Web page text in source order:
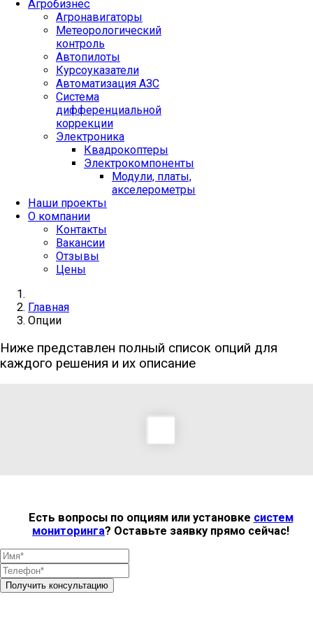
Агробизнес
Агронавигаторы
Метеорологический
контроль
Автопилоты
Курсоуказатели
Автоматизация АЗС
Система
дифференциальной
коррекции
Электроника
Квадрокоптеры
Электрокомпоненты
Модули, платы,
акселерометры
Наши проекты
О компании
Контакты
Вакансии
Отзывы
Цены
Главная
Опции
Ниже представлен полный список опций для
каждого решения и их описание
Есть вопросы по опциям или установке систем
мониторинга? Оставьте заявку прямо сейчас!
Получить консультацию